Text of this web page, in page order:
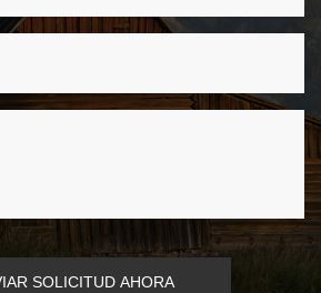
SOLICITUD AHORA